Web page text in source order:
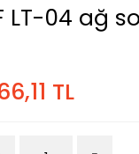
LT-04 ağ
TL